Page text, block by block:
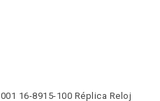
16-8915-100 Réplica Reloj